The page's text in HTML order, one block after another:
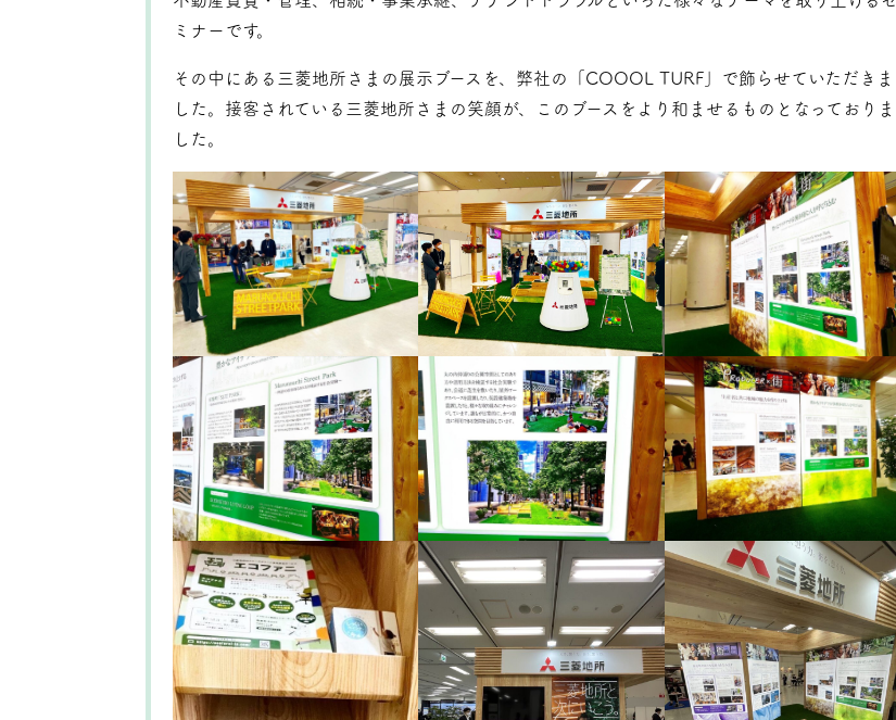
ミナーです。
その中にある三菱地所さまの展示ブースを、弊社の「COOOL TURF」で飾らせていただきま
した。接客されている三菱地所さまの笑顔が、このブースをより和ませるものとなっておりま
した。